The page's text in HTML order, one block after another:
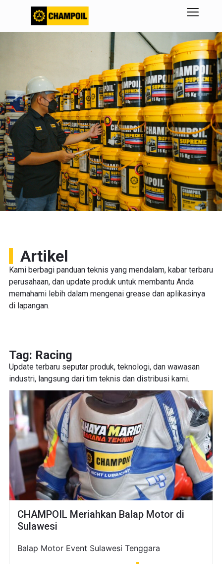
Artikel
Kami berbagi panduan teknis yang mendalam, kabar terbaru
perusahaan, dan update produk untuk membantu Anda
memahami lebih dalam mengenai grease dan aplikasinya
di lapangan.
Tag: Racing
Update terbaru seputar produk, teknologi, dan wawasan
industri, langsung dari tim teknis dan distribusi kami.
CHAMPOIL Meriahkan Balap Motor di
Sulawesi
Balap Motor Event Sulawesi Tenggara